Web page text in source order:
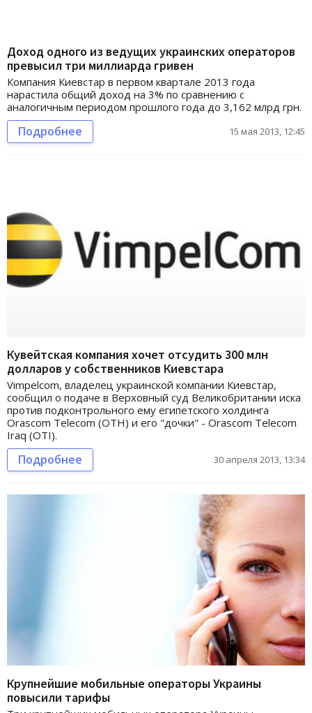
Доход одного из ведущих украинских операторов
превысил три миллиарда гривен
Компания Киевстар в первом квартале 2013 года
нарастила общий доход на 3% по сравнению с
аналогичным периодом прошлого года до 3,162 млрд грн.
Подробнее 15 мая 2013, 12:45
Кувейтская компания хочет отсудить 300 млн
долларов у собственников Киевстара
Vimpelcom, владелец украинской компании Киевстар,
сообщил о подаче в Верховный суд Великобритании иска
против подконтрольного ему египетского холдинга
Orascom Telecom (OTH) и его "дочки" - Orascom Telecom
Iraq (OTI).
Подробнее 30 апреля 2013, 13:34
Крупнейшие мобильные операторы Украины
повысили тарифы